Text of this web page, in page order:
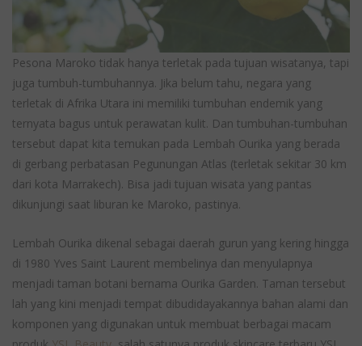
Pesona Maroko tidak hanya terletak pada tujuan wisatanya, tapi
juga tumbuh-tumbuhannya. Jika belum tahu, negara yang
terletak di Afrika Utara ini memiliki tumbuhan endemik yang
ternyata bagus untuk perawatan kulit. Dan tumbuhan-tumbuhan
tersebut dapat kita temukan pada Lembah Ourika yang berada
di gerbang perbatasan Pegunungan Atlas (terletak sekitar 30 km
dari kota Marrakech). Bisa jadi tujuan wisata yang pantas
dikunjungi saat liburan ke Maroko, pastinya.
Lembah Ourika dikenal sebagai daerah gurun yang kering hingga
di 1980 Yves Saint Laurent membelinya dan menyulapnya
menjadi taman botani bernama Ourika Garden. Taman tersebut
lah yang kini menjadi tempat dibudidayakannya bahan alami dan
komponen yang digunakan untuk membuat berbagai macam